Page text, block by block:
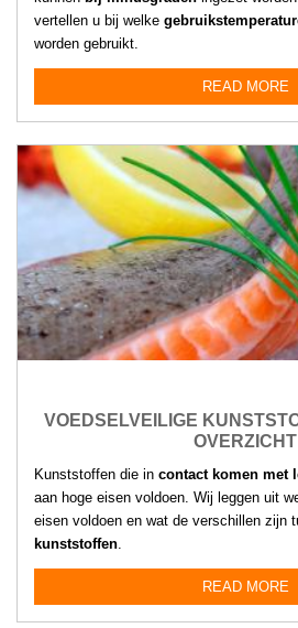
vertellen u bij welke
worden gebruikt.
READ MORE
VOEDSELVEILIGE
OVERZICHT
Kunststoffen die in contact komen met
aan hoge eisen voldoen. Wij leggen uit
eisen voldoen en wat de verschillen zijn
kunststoffen
READ MORE